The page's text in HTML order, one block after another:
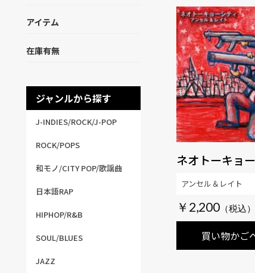
アイテム
在庫有無
ジャンルから探す
J-INDIES/ROCK/J-POP
ROCK/POPS
和モノ/CITY POP/歌謡曲
日本語RAP
HIPHOP/R&B
SOUL/BLUES
JAZZ
ネオトーキョ
￥2,200
買い物かご
アンセル＆レイト